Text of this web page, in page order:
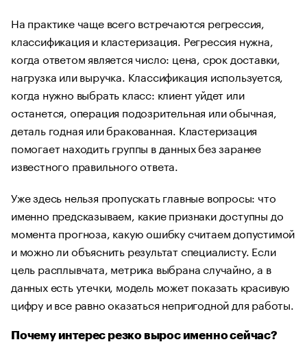
На практике чаще всего встречаются регрессия,
классификация и кластеризация. Регрессия нужна,
когда ответом является число: цена, срок доставки,
нагрузка или выручка. Классификация используется,
когда нужно выбрать класс: клиент уйдет или
останется, операция подозрительная или обычная,
деталь годная или бракованная. Кластеризация
помогает находить группы в данных без заранее
известного правильного ответа.
Уже здесь нельзя пропускать главные вопросы: что
именно предсказываем, какие признаки доступны до
момента прогноза, какую ошибку считаем допустимой
и можно ли объяснить результат специалисту. Если
цель расплывчата, метрика выбрана случайно, а в
данных есть утечки, модель может показать красивую
цифру и все равно оказаться непригодной для работы.
Почему интерес резко вырос именно сейчас?